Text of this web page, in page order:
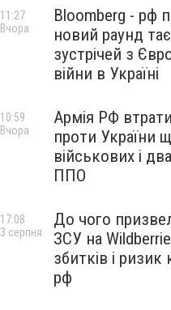
Bloomberg - рф
новий раунд
зустрічей з
війни в Україні
11:27
Вчора
Армія РФ
проти України
військових і
ППО
10:59
Вчора
До чого
ЗСУ на
збитків і ризик
рф
17:08
3 серпня